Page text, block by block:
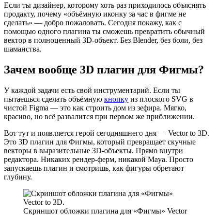
Если ты дизайнер, которому хоть раз приходилось объяснять
продакту, почему «объёмную иконку за час в фигме не
сделать» — добро пожаловать. Сегодня покажу, как с
помощью одного плагина ты сможешь превратить обычный
вектор в полноценный 3D-объект. Без Blender, без боли, без
шаманства.
Зачем вообще 3D плагин для Фигмы?
У каждой задачи есть свой инструментарий. Если ты
пытаешься сделать объёмную кнопку из плоского SVG в
чистой Figma — это как строить дом из зефира. Мягко,
красиво, но всё развалится при первом же приближении.
Вот тут и появляется герой сегодняшнего дня — Vector to 3D.
Это 3D плагин для Фигмы, который превращает скучные
векторы в выразительные 3D-объекты. Прямо внутри
редактора. Никаких рендер-ферм, никакой Maya. Просто
запускаешь плагин и смотришь, как фигуры обретают
глубину.
Скриншот обложки плагина для «Фигмы» Vector